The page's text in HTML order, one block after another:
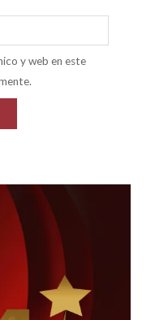
y web en este